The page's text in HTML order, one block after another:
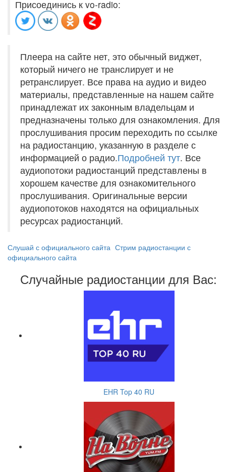
Присоединись к vo-radio:
Плеера на сайте нет, это обычный виджет,
который ничего не транслирует и не
ретранслирует. Все права на аудио и видео
материалы, представленные на нашем сайте
принадлежат их законным владельцам и
предназначены только для ознакомления. Для
прослушивания просим переходить по ссылке
на радиостанцию, указанную в разделе с
информацией о радио.Подробней тут. Все
аудиопотоки радиостанций представлены в
хорошем качестве для ознакомительного
прослушивания. Оригинальные версии
аудиопотоков находятся на официальных
ресурсах радиостанций.
Слушай с официального сайта Стрим радиостанции с
официального сайта
Случайные радиостанции для Вас:
EHR Top 40 RU